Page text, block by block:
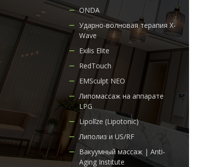
ONDA
Ударно-волновая терапия X-
Wave
Exilis Elite
RedTouch
EMSculpt NEO
Липомассаж на аппарате
LPG
Lipolīze (Lipotonic)
Липолиз и US/RF
Вакуумный массаж | Anti-
Aging Institute